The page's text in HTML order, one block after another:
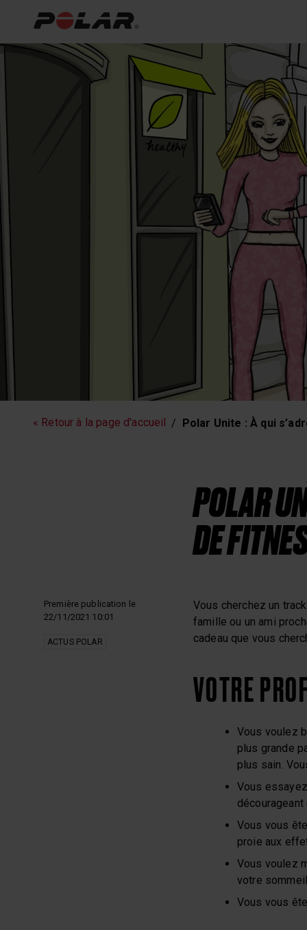
« Retour à la page d'accueil
Polar Unite : À qui
POLAR
DE
Première publication le
22/11/2021 10:01
ACTUS POLAR
Vous cherchez un
famille ou un ami
cadeau que vous
VOTRE
Vous voulez
plus grande
plus sain.
Vous
Vous vous
proie aux
Vous voulez
votre
Vous vous